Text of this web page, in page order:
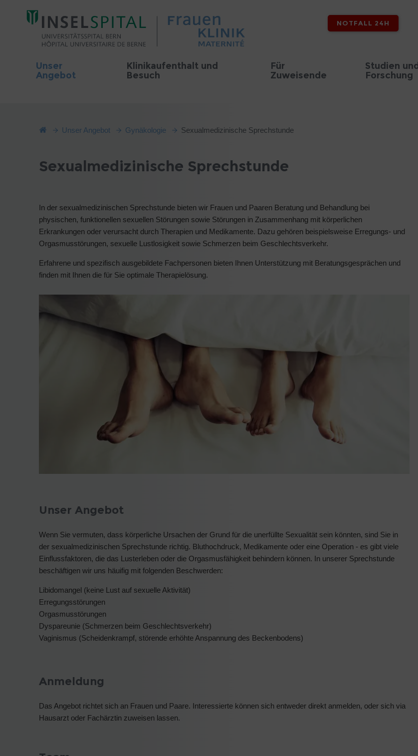
NOTFALL 24H
Unser
Angebot
Klinikaufenthalt und
Besuch
Für
Zuweisende
Studien und
Forschung
Unser Angebot Gynäkologie Sexualmedizinische Sprechstunde
Sexualmedizinische Sprechstunde
In der sexualmedizinischen Sprechstunde bieten wir Frauen und Paaren Beratung und Behandlung bei
physischen, funktionellen sexuellen Störungen sowie Störungen in Zusammenhang mit körperlichen
Erkrankungen oder verursacht durch Therapien und Medikamente. Dazu gehören beispielsweise Erregungs- und
Orgasmusstörungen, sexuelle Lustlosigkeit sowie Schmerzen beim Geschlechtsverkehr.
Erfahrene und spezifisch ausgebildete Fachpersonen bieten Ihnen Unterstützung mit Beratungsgesprächen und
finden mit Ihnen die für Sie optimale Therapielösung.
Unser Angebot
Wenn Sie vermuten, dass körperliche Ursachen der Grund für die unerfüllte Sexualität sein könnten, sind Sie in
der sexualmedizinischen Sprechstunde richtig. Bluthochdruck, Medikamente oder eine Operation - es gibt viele
Einflussfaktoren, die das Lusterleben oder die Orgasmusfähigkeit behindern können. In unserer Sprechstunde
beschäftigen wir uns häuifig mit folgenden Beschwerden:
Libidomangel (keine Lust auf sexuelle Aktivität)
Erregungsstörungen
Orgasmusstörungen
Dyspareunie (Schmerzen beim Geschlechtsverkehr)
Vaginismus (Scheidenkrampf, störende erhöhte Anspannung des Beckenbodens)
Anmeldung
Das Angebot richtet sich an Frauen und Paare. Interessierte können sich entweder direkt anmelden, oder sich via
Hausarzt oder Fachärztin zuweisen lassen.